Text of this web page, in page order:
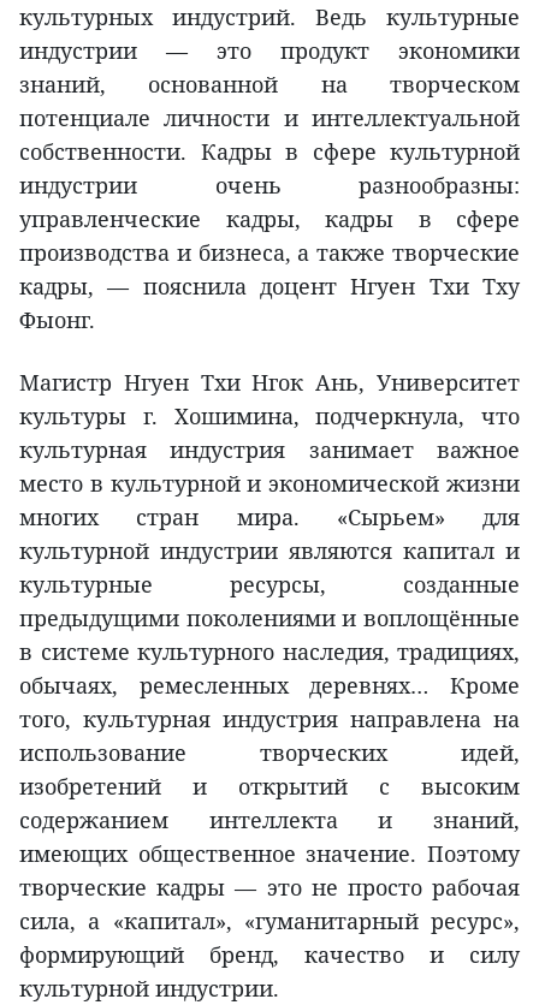
культурных индустрий. Ведь культурные
индустрии — это продукт экономики
знаний, основанной на творческом
потенциале личности и интеллектуальной
собственности. Кадры в сфере культурной
индустрии очень разнообразны:
управленческие кадры, кадры в сфере
производства и бизнеса, а также творческие
кадры, — пояснила доцент Нгуен Тхи Тху
Фыонг.
Магистр Нгуен Тхи Нгок Ань, Университет
культуры г. Хошимина, подчеркнула, что
культурная индустрия занимает важное
место в культурной и экономической жизни
многих стран мира. «Сырьем» для
культурной индустрии являются капитал и
культурные ресурсы, созданные
предыдущими поколениями и воплощённые
в системе культурного наследия, традициях,
обычаях, ремесленных деревнях… Кроме
того, культурная индустрия направлена на
использование творческих идей,
изобретений и открытий с высоким
содержанием интеллекта и знаний,
имеющих общественное значение. Поэтому
творческие кадры — это не просто рабочая
сила, а «капитал», «гуманитарный ресурс»,
формирующий бренд, качество и силу
культурной индустрии.